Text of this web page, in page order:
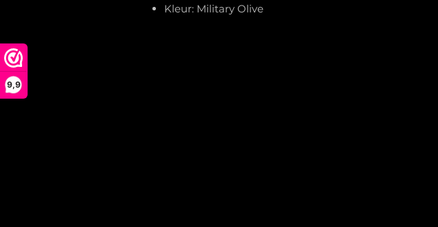
9,9
Kleur: Military Olive